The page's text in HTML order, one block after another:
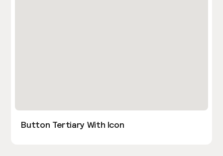
Button Tertiary With Icon